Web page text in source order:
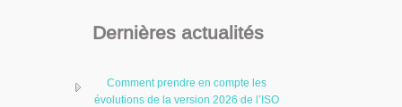
Dernières actualités
Comment prendre en compte les
évolutions de la version 2026 de l’ISO